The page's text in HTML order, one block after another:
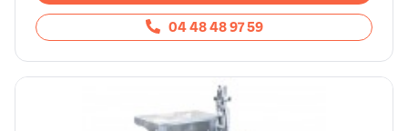
04 48 48 97 59